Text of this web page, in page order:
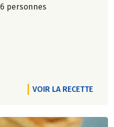
6 personnes
VOIR LA RECETTE